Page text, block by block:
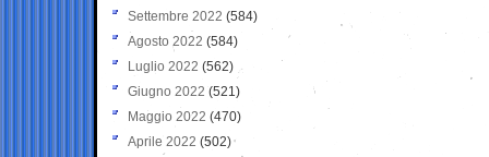
Settembre 2022 (584)
Agosto 2022 (584)
Luglio 2022 (562)
Giugno 2022 (521)
Maggio 2022 (470)
Aprile 2022 (502)